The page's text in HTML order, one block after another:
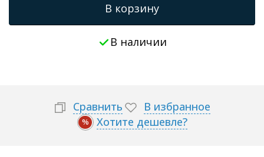
В корзину
В наличии
Сравнить В избранное
% Хотите дешевле?